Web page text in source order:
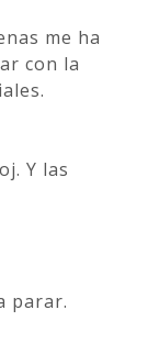
me ha
con la
Y las
parar.